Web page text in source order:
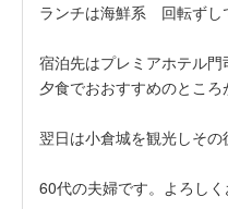
ランチは海鮮系 回転ずし
宿泊先はプレミアホテル門
夕食でおおすすめのところ
翌日は小倉城を観光しその
60代の夫婦です。よろしく